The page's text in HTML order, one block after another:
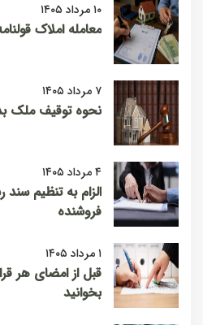
۱۰ مرداد ۱۴۰۵
معامله املاک
۷ مرداد ۱۴۰۵
نحوه توقیف ملک
۴ مرداد ۱۴۰۵
الزام به تنظیم
فروشنده
۱ مرداد ۱۴۰۵
قبل از امضای هر
بخوانید